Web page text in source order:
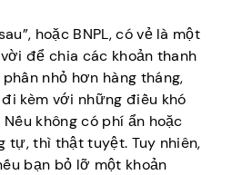
hoặc BNPL, có vẻ là một
để chia các khoản thanh
nhỏ hơn hàng tháng,
kèm với những điều khó
không có phí ẩn hoặc
tự, thì thật tuyệt. Tuy nhiên,
bạn bỏ lỡ một khoản